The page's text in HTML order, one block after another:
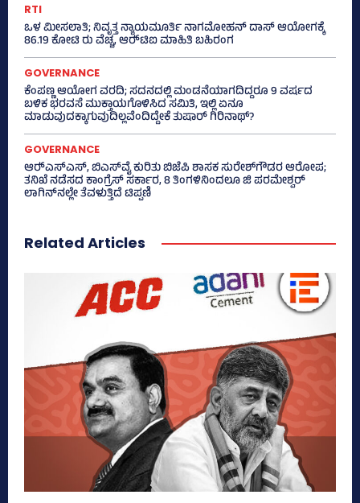
RTI
ಒಳ ಮೀಸಲಾತಿ; ನಿವೃತ್ತ ನ್ಯಾಯಮೂರ್ತಿ ನಾಗಮೋಹನ್ ದಾಸ್ ಆಯೋಗಕ್ಕೆ
86.19 ಕೋಟಿ ರು ವೆಚ್ಚ, ಆರ್‍‌ಟಿಐ ಮಾಹಿತಿ ಬಹಿರಂಗ
GOVERNANCE
ಕೆಂಪಣ್ಣ ಆಯೋಗ ವರದಿ; ಸದನದಲ್ಲಿ ಮಂಡನೆಯಾಗದಿದ್ದರೂ 9 ವರ್ಷದ
ಬಳಿಕ ಭರವಸೆ ಮುಕ್ತಾಯಗೊಳಿಸಿದ ಸಮಿತಿ, ಇಲ್ಲಿ ಏನೂ
ಮಾಡುವುದಕ್ಕಾಗುವುದಿಲ್ಲವೆಂದಿದ್ದೇಕೆ ತುಷಾರ್ ಗಿರಿನಾಥ್?
GOVERNANCE
ಆರ್‍‌ಎಸ್‌ಎಸ್‌, ಬಿಎಸ್‌ವೈ ಕುರಿತು ಬಿಜೆಪಿ ಶಾಸಕ ಸುರೇಶ್‌ಗೌಡರ ಆರೋಪ;
ತನಿಖೆ ನಡೆಸದ ಕಾಂಗ್ರೆಸ್‌ ಸರ್ಕಾರ, 8 ತಿಂಗಳಿನಿಂದಲೂ ಜಿ ಪರಮೇಶ್ವರ್
ಲಾಗಿನ್‌ನಲ್ಲೇ ತೆವಳುತ್ತಿದೆ ಟಿಪ್ಪಣಿ
Related Articles